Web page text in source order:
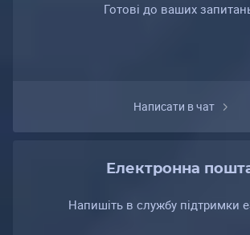
Готові до ваших
Написати в чат
Електронна
Напишіть в службу підтримки